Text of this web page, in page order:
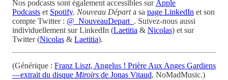
Nos podcasts sont également accessibles surApple
Podcasts et Spotify. Nouveau Départa sa page LinkedIn et son
compte Twitter : @_NouveauDepart_ . Suivez-nous aussi
individuellement sur LinkedIn (Laetitia & Nicolas) et sur
Twitter (Nicolas & Laetitia).
(Générique : Franz Liszt, Angelus ! Prière Aux Anges Gardiens
—extrait du disque Miroirs de Jonas Vitaud, NoMadMusic.)